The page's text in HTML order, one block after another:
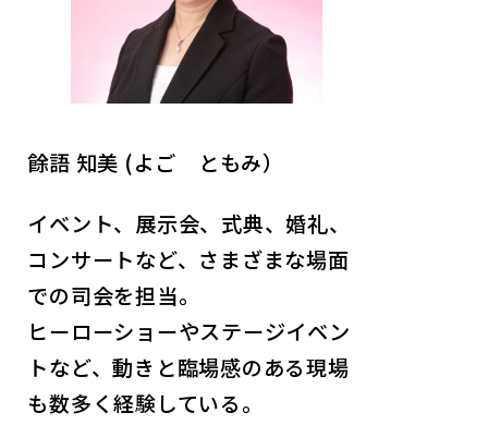
餘語 知美 (よご ともみ）
イベント、展示会、式典、婚礼、
コンサートなど、さまざまな場面
での司会を担当。
ヒーローショーやステージイベン
トなど、動きと臨場感のある現場
も数多く経験している。